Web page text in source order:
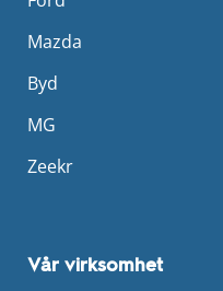
Mazda
Byd
MG
Zeekr
Vår virksomhet